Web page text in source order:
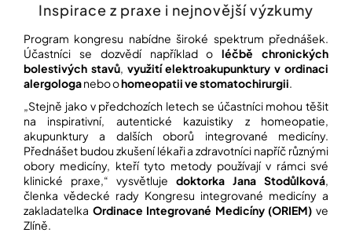
Inspirace z praxe i nejnovější výzkumy
Program kongresu nabídne široké spektrum přednášek.
Účastníci se dozvědí například oléčbě chronických
bolestivých stavů, využití elektroakupunktury v ordinaci
alergologanebo ohomeopatii ve stomatochirurgii.
„Stejně jako v předchozích letech se účastníci mohou těšit
na inspirativní, autentické kazuistiky z homeopatie,
akupunktury a dalších oborů integrované medicíny.
Přednášet budou zkušení lékaři a zdravotníci napříč různými
obory medicíny, kteří tyto metody používají v rámci své
klinické praxe,“ vysvětluje doktorka Jana Stodůlková,
členka vědecké rady Kongresu integrované medicíny a
zakladatelka Ordinace Integrované Medicíny (ORIEM) ve
Zlíně.